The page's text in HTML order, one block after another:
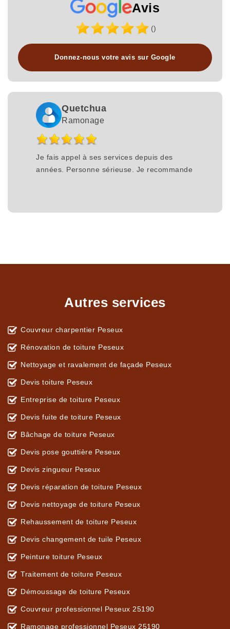
Avis
()
Donnez-nous votre avis sur Google
Quetchua
Ramonage
Je fais appel à ses services depuis des
années. Personne sérieuse. Je recommande
Autres services
Couvreur charpentier Peseux
Rénovation de toiture Peseux
Nettoyage et ravalement de façade Peseux
Devis toiture Peseux
Entreprise de toiture Peseux
Devis fuite de toiture Peseux
Bâchage de toiture Peseux
Devis pose gouttière Peseux
Devis zingueur Peseux
Devis réparation de toiture Peseux
Devis nettoyage de toiture Peseux
Rehaussement de toiture Peseux
Devis changement de tuile Peseux
Peinture toiture Peseux
Traitement de toiture Peseux
Démoussage de toiture Peseux
Couvreur professionnel Peseux 25190
Ramonage professionnel Peseux 25190